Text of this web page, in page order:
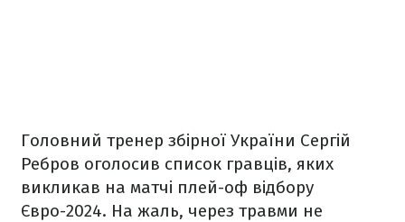
Головний тренер збірної України Сергій
Ребров оголосив список гравців, яких
викликав на матчі плей-оф відбору
Євро-2024. На жаль, через травми не